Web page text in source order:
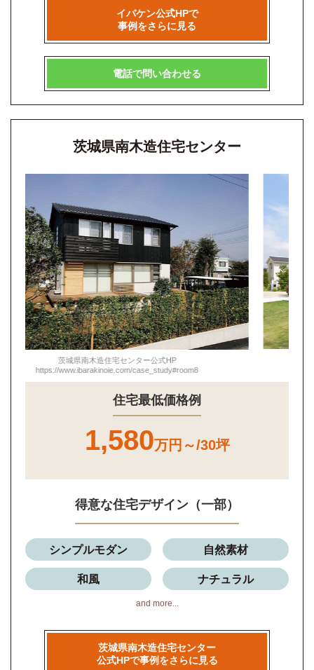
イバケン公式HPで
事例をさらに見る
電話で問い合わせる
茨城県南木造住宅センター
茨城県南木造住宅センター公式HP
https://www.ibarakinoie.com/case_study#room8
住宅最低価格例
1,580万円～/30坪
得意な住宅デザイン（一部）
シンプルモダン 自然素材
和風 ナチュラル
and more...
茨城県南木造住宅センター
公式HPで事例をさらに見る